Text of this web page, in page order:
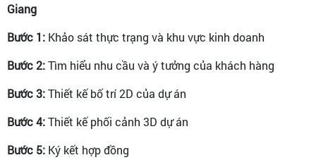
Giang
Bước 1: Khảo sát thực trạng và khu vực kinh doanh
Bước 2:Tìm hiểu nhu cầu và ý tưởng của khách hàng
Bước 3:Thiết kế bố trí 2D của dự án
Bước 4:Thiết kế phối cảnh 3D dự án
Bước 5: Ký kết hợp đồng